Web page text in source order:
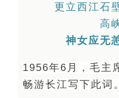
更立西江石
高
神女应无
1956年6月，毛主
畅游长江写下此词。